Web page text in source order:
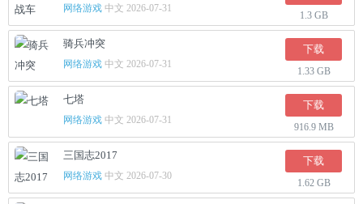
网络游戏 中文 2026-07-31
1.3 GB
骑兵冲突
网络游戏 中文 2026-07-31
下载
1.33 GB
七塔
网络游戏 中文 2026-07-31
下载
916.9 MB
三国志2017
网络游戏 中文 2026-07-30
下载
1.62 GB